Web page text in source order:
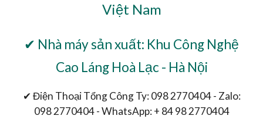
Việt Nam
✔ Nhà máy sản xuất: Khu Công Nghệ
Cao Láng Hoà Lạc - Hà Nội
✔ Điện Thoại Tổng Công Ty: 098 2770404 - Zalo:
098 2770404 - WhatsApp: + 84 98 2770404